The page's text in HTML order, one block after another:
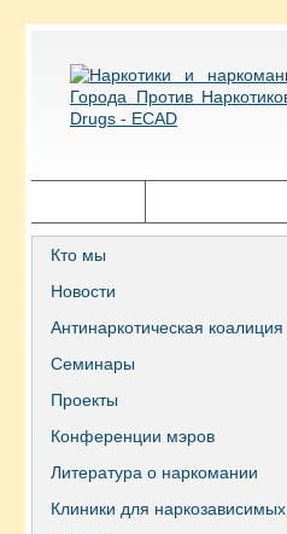
Кто мы
Новости
Антинаркотическая коалиция
Семинары
Проекты
Конференции мэров
Литература о наркомании
Клиники для наркозависимых